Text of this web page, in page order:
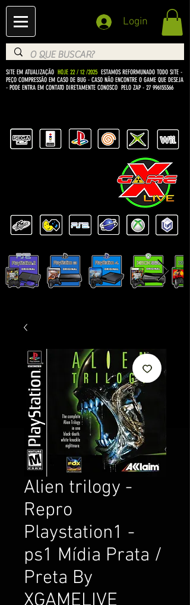
Login
SITE EM ATUALIZAÇÃO HOJE 22 / 12 /2025 ESTAMOS REFORMUNADO TODO SITE -
PEÇO COMPRESSÃO EM CASO DE BUG - CASO NÃO ENCONTRE O GAME QUE DESEJA
- PODE ENTRA EM CONTATO DIRETAMENTE CONOSCO PELO ZAP - 27 996155366
Alien trilogy -
Repro
Playstation1 -
ps1 Mídia Prata /
Preta By